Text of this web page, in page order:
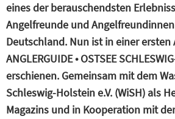
eines der berauschendsten
Angelfreunde und
Deutschland. Nun ist in einer ersten
ANGLERGUIDE • OSTSEE
erschienen. Gemeinsam mit dem
Schleswig-Holstein e.V. (WiSH) als
Magazins und in Kooperation mit der